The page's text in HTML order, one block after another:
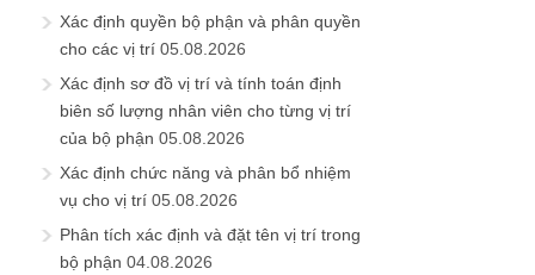
Xác định quyền bộ phận và phân quyền
cho các vị trí 05.08.2026
Xác định sơ đồ vị trí và tính toán định
biên số lượng nhân viên cho từng vị trí
của bộ phận 05.08.2026
Xác định chức năng và phân bổ nhiệm
vụ cho vị trí 05.08.2026
Phân tích xác định và đặt tên vị trí trong
bộ phận 04.08.2026